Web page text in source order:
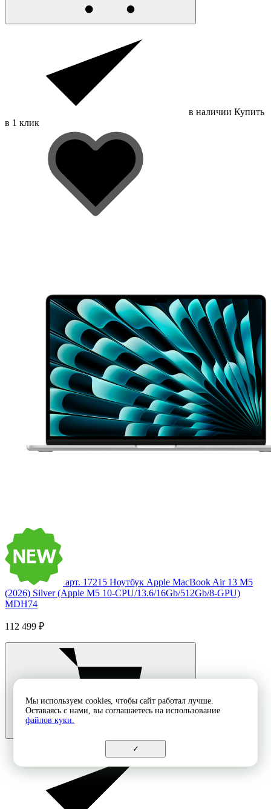
в наличии Купить
в 1 клик
арт. 17215 Ноутбук Apple MacBook Air 13 M5
(2026) Silver (Apple M5 10-CPU/13.6/16Gb/512Gb/8-GPU)
MDH74
112 499 ₽
Мы используем cookies, чтобы сайт работал лучше.
Оставаясь с нами, вы соглашаетесь на использование
файлов куки.
✓